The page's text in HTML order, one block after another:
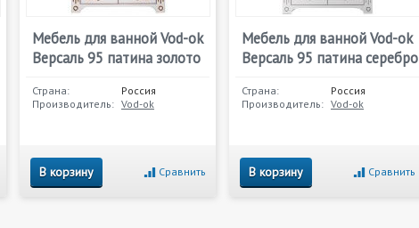
Мебель для ванной Vod-ok
Версаль 95 патина золото
Страна:
Россия
Производитель: Vod-ok
В корзину Сравнить
Мебель для ванной Vod-ok
Версаль 95 патина серебро
Страна:
Россия
Производитель: Vod-ok
В корзину Сравнить